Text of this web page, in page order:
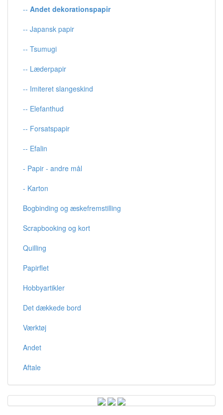
-- Andet dekorationspapir
-- Japansk papir
-- Tsumugi
-- Læderpapir
-- Imiteret slangeskind
-- Elefanthud
-- Forsatspapir
-- Efalin
- Papir - andre mål
- Karton
Bogbinding og æskefremstilling
Scrapbooking og kort
Quilling
Papirflet
Hobbyartikler
Det dækkede bord
Værktøj
Andet
Aftale